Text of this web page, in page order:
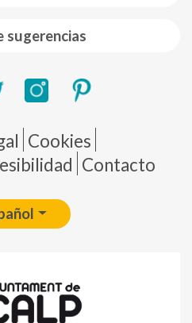
sugerencias
Pie de página
Cookies
Contacto